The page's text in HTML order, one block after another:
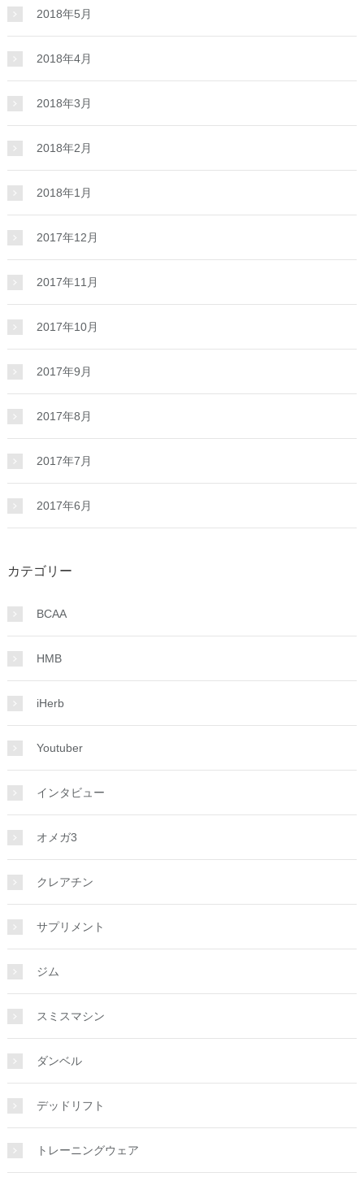
2018年5月
2018年4月
2018年3月
2018年2月
2018年1月
2017年12月
2017年11月
2017年10月
2017年9月
2017年8月
2017年7月
2017年6月
カテゴリー
BCAA
HMB
iHerb
Youtuber
インタビュー
オメガ3
クレアチン
サプリメント
ジム
スミスマシン
ダンベル
デッドリフト
トレーニングウェア